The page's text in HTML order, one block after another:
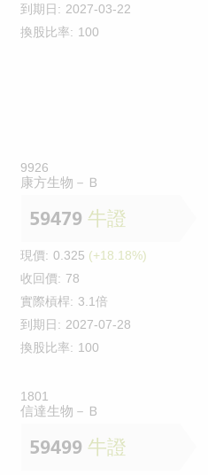
到期日: 2027-03-22
換股比率: 100
9926
康方生物－Ｂ
59479 牛證
現價: 0.325 (+18.18%)
收回價: 78
實際槓桿: 3.1倍
到期日: 2027-07-28
換股比率: 100
1801
信達生物－Ｂ
59499 牛證